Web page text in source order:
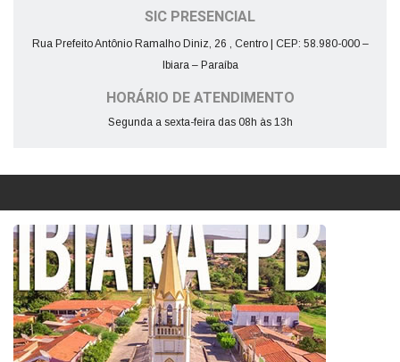
SIC PRESENCIAL
Rua Prefeito Antônio Ramalho Diniz, 26 , Centro | CEP: 58.980-000 –
Ibiara – Paraíba
HORÁRIO DE ATENDIMENTO
Segunda a sexta-feira das 08h às 13h